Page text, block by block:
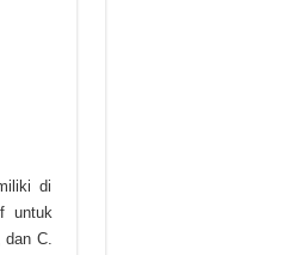
di
untuk
dan C.